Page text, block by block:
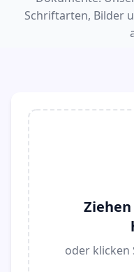
Schriftarten, Bilder
oder klicken